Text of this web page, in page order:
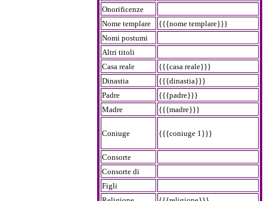
Onorificenze
Nome templare
{{{nome templare}}}
Nomi postumi
Altri titoli
Casa reale
{{{casa reale}}}
Dinastia
{{{dinastia}}}
Padre
{{{padre}}}
Madre
{{{madre}}}
Coniuge {{{coniuge 1}}}
Consorte
Consorte di
Figli